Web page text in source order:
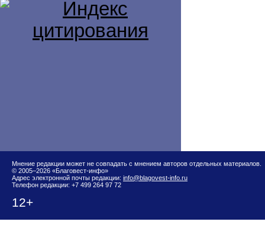
Мнение редакции может не совпадать с мнением авторов отдельных материалов.
© 2005–2026 «Благовест-инфо»
Адрес электронной почты редакции: info@blagovest-info.ru
Телефон редакции: +7 499 264 97 72
12+